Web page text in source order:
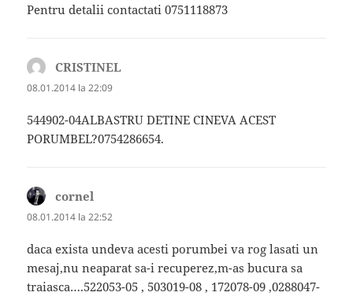
Pentru detalii contactati 0751118873
CRISTINEL
08.01.2014 la 22:09
544902-04ALBASTRU DETINE CINEVA ACEST
PORUMBEL?0754286654.
cornel
08.01.2014 la 22:52
daca exista undeva acesti porumbei va rog lasati un
mesaj,nu neaparat sa-i recuperez,m-as bucura sa
traiasca….522053-05 , 503019-08 , 172078-09 ,0288047-